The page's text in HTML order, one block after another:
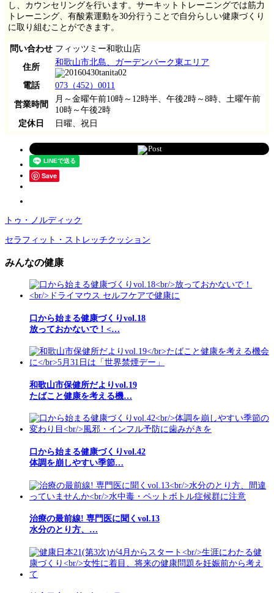
し、カウンセリングを行います。サーキットトレーニングでは筋力
トレーニング、有酸素運動を30分行うことで自分らしい健康づくり
に取り組むことができます。
問い合わせ フィッツミー和歌山店
住所
和歌山市北島、ガーデンパーク東エリア
電話 073（452）0011
営業時間
月～金曜午前10時～12時半、午後2時～8時、土曜午前
10時～午後2時
定休日
日曜、祝日
Post
Save
トゥ・ノルディック
セラフィット・ストレッチクッション
みんなの健康
口から始まる健康づくりvol.18
放っておかないで！<…
和歌山市保健所だよりvol.19
たばこと健康を考える機…
口から始まる健康づくりvol.42
体調を崩しやすい季節…
治療の最前線! 専門医に聞くvol.13
水分のとり方、…